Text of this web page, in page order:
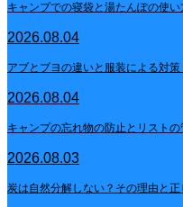
キャンプでの寝袋と湯たんぽの使
2026.08.04
アブとブヨの違いと服装による対
2026.08.04
キャンプの忘れ物の防止とリスト
2026.08.03
炭は自然分解しない？その理由と